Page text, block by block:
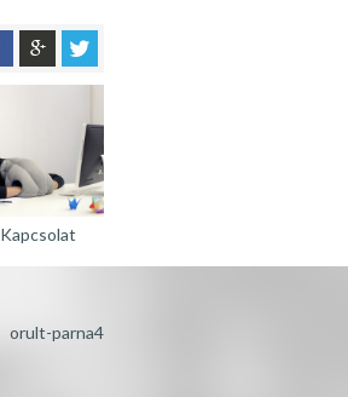
Kapcsolat
orult-parna4